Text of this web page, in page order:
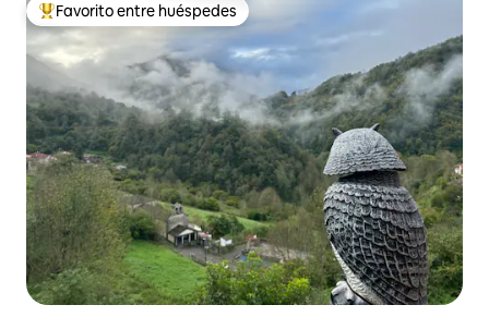
Favorito entre huéspedes preferido
Favorito entre huéspedes